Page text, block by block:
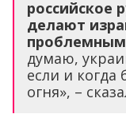
российское
делают
думаю,
если и когда
огня», –